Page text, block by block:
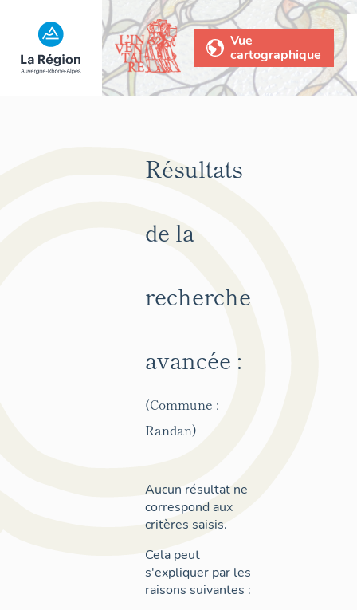
Vue
cartographique
Résultats
de la
recherche
avancée :
(Commune :
Randan)
Aucun résultat ne
correspond aux
critères saisis.
Cela peut
s'expliquer par les
raisons suivantes :